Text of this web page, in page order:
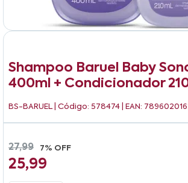
Shampoo Baruel Baby
400ml + Condicionador
BS-BARUEL | Código: 578474 | EAN:
27,99 7% OFF
25,99